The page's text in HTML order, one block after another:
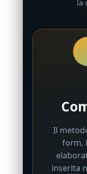
la
Il
form,
inserita